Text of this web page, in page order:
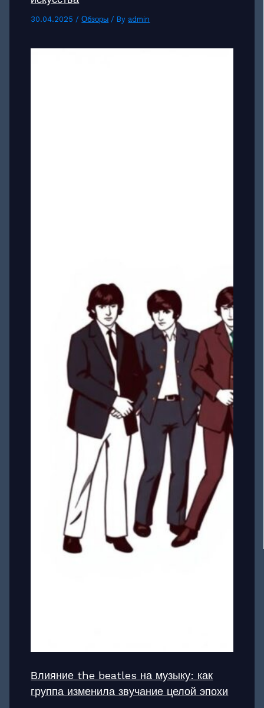
30.04.2025 /Обзоры / By admin
Влияние the beatles на музыку: как
группа изменила звучание целой эпохи